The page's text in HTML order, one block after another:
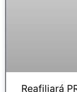
Reafiliará